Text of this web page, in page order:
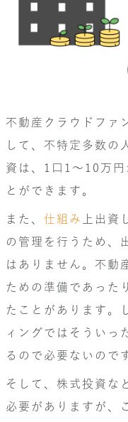
不動産クラウドファ
して、不特定多数の
資は、1口1〜10万円
とができます。
また、 仕組み
上出資
の管理を行うため、
はありません。不動
ための準備であった
たことがあります。
ィングではそういっ
るので必要ないので
そして、株式投資な
必要がありますが、